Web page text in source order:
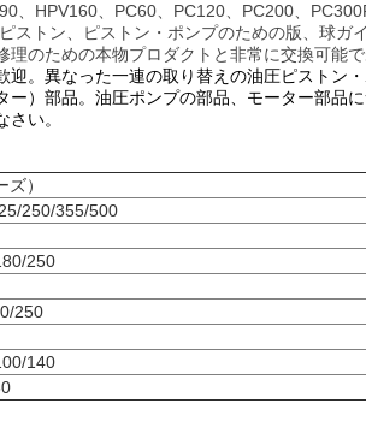
、HPV160、PC60、PC120、PC200、
ストン、ピストン・ポンプのための版、球
のための本物プロダクトと非常に交換可能で
迎。異なった一連の取り替えの油圧ピストン
ー）部品。油圧ポンプの部品、モーター部
い。
）
250/355/500
250
250
140